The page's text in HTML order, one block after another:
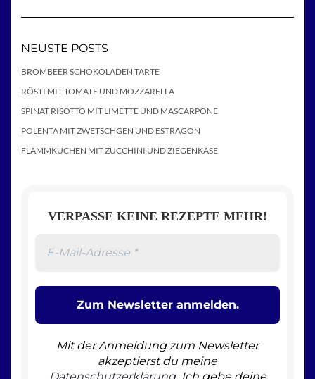
NEUSTE POSTS
BROMBEER SCHOKOLADEN TARTE
RÖSTI MIT TOMATE UND MOZZARELLA
SPINAT RISOTTO MIT LIMETTE UND MASCARPONE
POLENTA MIT ZWETSCHGEN UND ESTRAGON
FLAMMKUCHEN MIT ZUCCHINI UND ZIEGENKÄSE
VERPASSE KEINE REZEPTE MEHR!
Mit der Anmeldung zum Newsletter
akzeptierst du meine